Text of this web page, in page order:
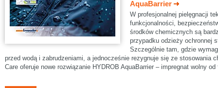
AquaBarrier
W profesjonalnej pielęgnacji
funkcjonalności,
środków chemicznych są
przypadku odzieży ochronnej
Szczególnie tam, gdzie
przed wodą i zabrudzeniami, a jednocześnie rezygnuje się ze stosowania
Care oferuje nowe rozwiązanie HYDROB AquaBarrier – impregnat wolny